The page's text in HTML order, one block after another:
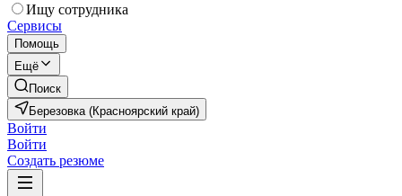
Ищу сотрудника
Сервисы
Помощь
Ещё
Поиск
Березовка (Красноярский край)
Войти
Войти
Создать резюме